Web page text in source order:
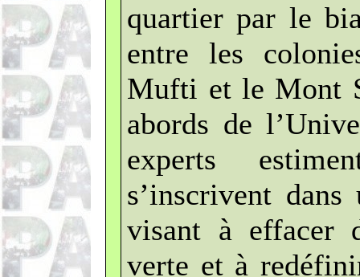
quartier par le
entre les
Mufti et le Mont
abords de
experts
s’inscrivent
visant à effacer
verte et à